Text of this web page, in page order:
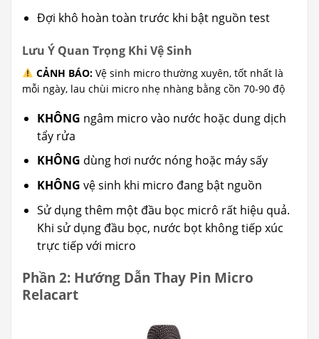
Đợi khô hoàn toàn trước khi bật nguồn test
Lưu Ý Quan Trọng Khi Vệ Sinh
CẢNH BÁO:Vệ sinh micro thường xuyên, tốt nhất là
mỗi ngày, lau chùi micro nhẹ nhàng bằng cồn 70-90 độ
KHÔNG ngâm micro vào nước hoặc dung dịch
tẩy rửa
KHÔNG dùng hơi nước nóng hoặc máy sấy
KHÔNG vệ sinh khi micro đang bật nguồn
Sử dụng thêm một đầu bọc micrô rất hiệu quả.
Khi sử dụng đầu bọc, nước bọt không tiếp xúc
trực tiếp với micro
Phần 2: Hướng Dẫn Thay Pin Micro
Relacart